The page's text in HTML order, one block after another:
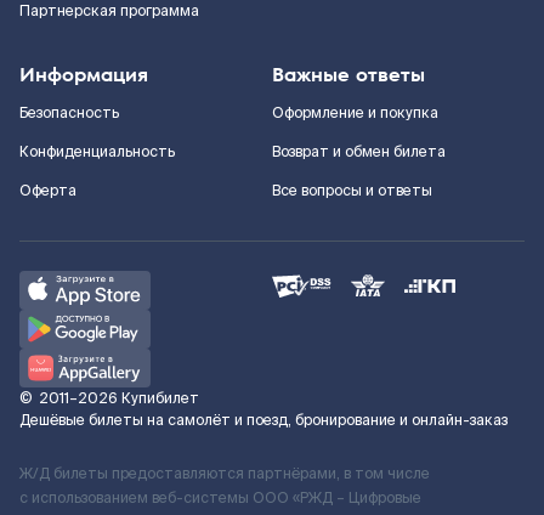
Партнерская программа
Информация
Безопасность
Конфиденциальность
Оферта
Важные ответы
Оформление и покупка
Возврат и обмен билета
Все вопросы и ответы
© 2011–2026 Купибилет
Дешёвые билеты на самолёт и поезд, бронирование и онлайн-заказ
Ж/Д билеты предоставляются партнёрами, в том числе
с использованием веб-системы ООО «РЖД – Цифровые